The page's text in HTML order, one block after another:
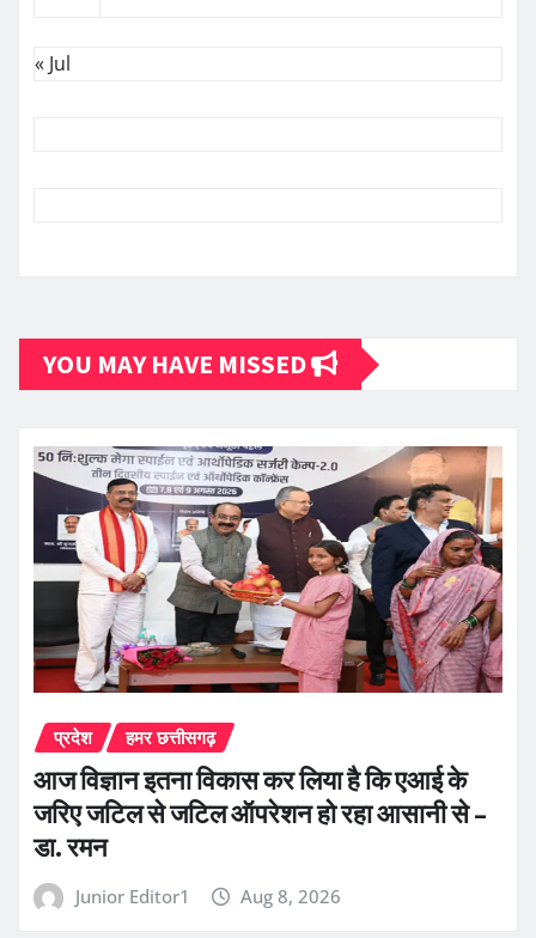
« Jul
YOU MAY HAVE MISSED
प्रदेश हमर छत्तीसगढ़
आज विज्ञान इतना विकास कर लिया है कि एआई के
जरिए जटिल से जटिल ऑपरेशन हो रहा आसानी से –
डा. रमन
Junior Editor1 Aug 8, 2026